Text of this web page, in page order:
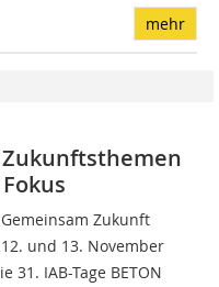
mehr
Zukunftsthemen
Zukunft
und 13. November
IAB-Tage BETON